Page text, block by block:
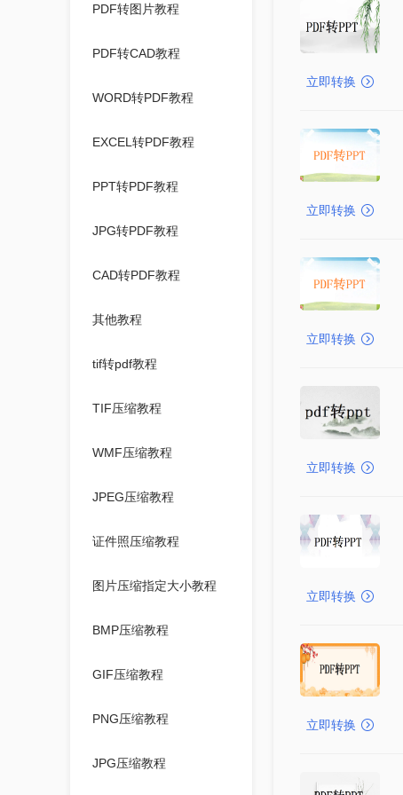
PDF转图片教程
PDF转CAD教程
WORD转PDF教程
EXCEL转PDF教程
PPT转PDF教程
JPG转PDF教程
CAD转PDF教程
其他教程
tif转pdf教程
TIF压缩教程
WMF压缩教程
JPEG压缩教程
证件照压缩教程
图片压缩指定大小教程
BMP压缩教程
GIF压缩教程
PNG压缩教程
JPG压缩教程
立即转换
立即转换
立即转换
立即转换
立即转换
立即转换